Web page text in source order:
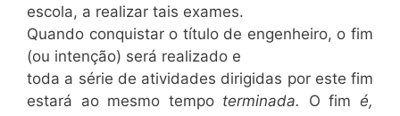
escola, a realizar tais exames.
Quando conquistar o título de engenheiro, o fim
(ou intenção) será realizado e
toda a série de atividades dirigidas por este fim
estará ao mesmo tempo terminada. O fimé,